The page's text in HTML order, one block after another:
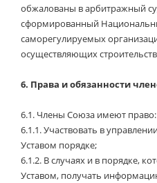
обжалованы в арбитражный
сформированный
саморегулируемых
осуществляющих
6. Права и обязанности
6.1. Члены Союза имеют право:
6.1.1.Участвовать в
Уставом порядке;
6.1.2. В случаях и в порядке,
Уставом, получать